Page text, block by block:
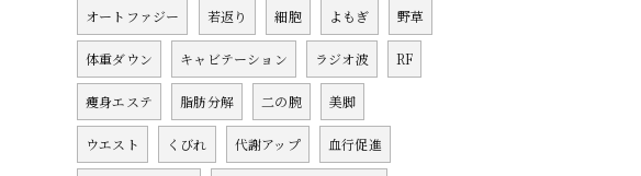
オートファジー 若返り 細胞 よもぎ 野草
体重ダウン キャビテーション ラジオ波 RF
痩身エステ 脂肪分解 二の腕 美脚
ウエスト くびれ 代謝アップ 血行促進